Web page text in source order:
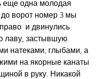
еще одна молодая
ворот номер 3 мы
и двинулись
лаву, застывшую
натеками, глыбами, а
на якорные канаты
в руку. Никакой